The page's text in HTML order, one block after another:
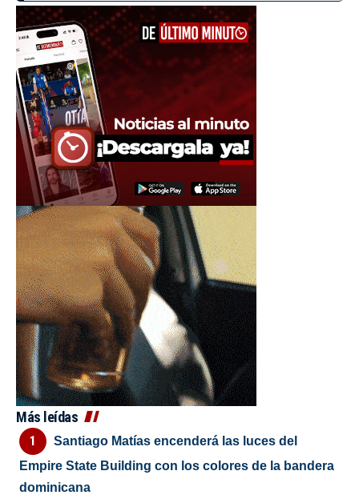
Más leídas
Santiago Matías encenderá las luces del
Empire State Building con los colores de la bandera
dominicana